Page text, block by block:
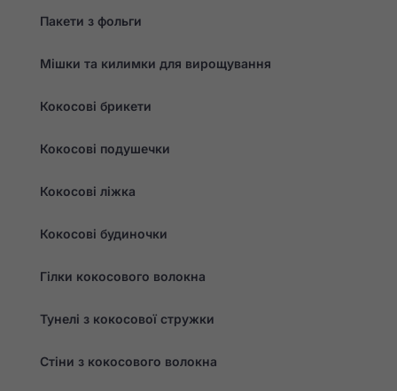
Пакети з фольги
Мішки та килимки для вирощування
Кокосові брикети
Кокосові подушечки
Кокосові ліжка
Кокосові будиночки
Гілки кокосового волокна
Тунелі з кокосової стружки
Стіни з кокосового волокна